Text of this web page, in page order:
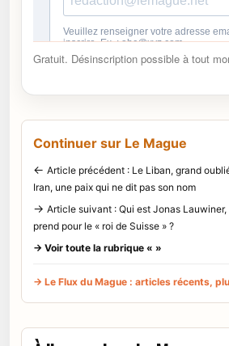
Gratuit. Désinscription possible à tout
Continuer sur Le Mague
← Article précédent : Le Liban, grand
Iran, une paix qui ne dit pas son nom
→ Article suivant : Qui est Jonas
prend pour le « roi de Suisse » ?
→ Voir toute la rubrique « »
→ Le Flux du Mague : articles récents,